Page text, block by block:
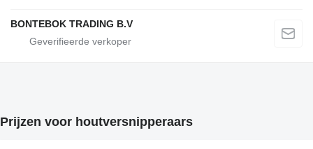
BONTEBOK TRADING B.V
Prijzen voor houtversnipperaars